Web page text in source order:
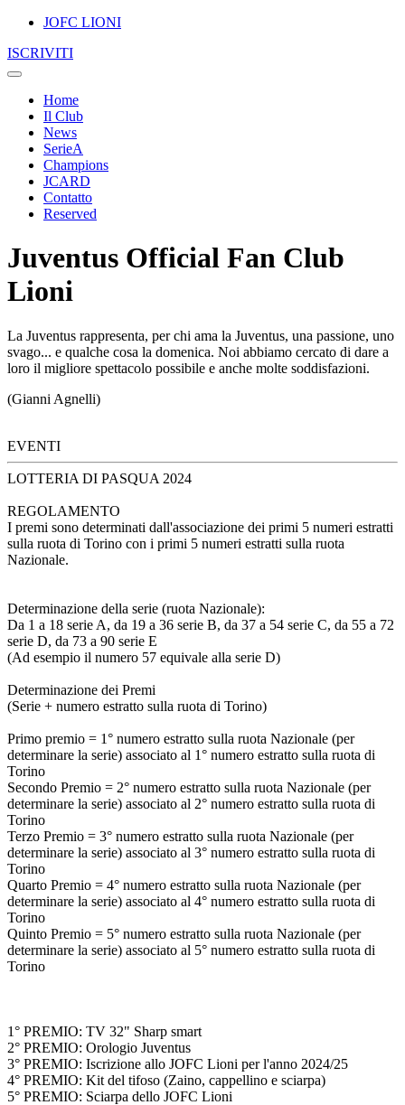
JOFC LIONI
ISCRIVITI
Home
Il Club
News
SerieA
Champions
JCARD
Contatto
Reserved
Juventus Official Fan Club
Lioni
La Juventus rappresenta, per chi ama la Juventus, una passione, uno
svago... e qualche cosa la domenica. Noi abbiamo cercato di dare a
loro il migliore spettacolo possibile e anche molte soddisfazioni.
(Gianni Agnelli)
EVENTI
LOTTERIA DI PASQUA 2024
REGOLAMENTO
I premi sono determinati dall'associazione dei primi 5 numeri estratti
sulla ruota di Torino con i primi 5 numeri estratti sulla ruota
Nazionale.
Determinazione della serie (ruota Nazionale):
Da 1 a 18 serie A, da 19 a 36 serie B, da 37 a 54 serie C, da 55 a 72
serie D, da 73 a 90 serie E
(Ad esempio il numero 57 equivale alla serie D)
Determinazione dei Premi
(Serie + numero estratto sulla ruota di Torino)
Primo premio = 1° numero estratto sulla ruota Nazionale (per
determinare la serie) associato al 1° numero estratto sulla ruota di
Torino
Secondo Premio = 2° numero estratto sulla ruota Nazionale (per
determinare la serie) associato al 2° numero estratto sulla ruota di
Torino
Terzo Premio = 3° numero estratto sulla ruota Nazionale (per
determinare la serie) associato al 3° numero estratto sulla ruota di
Torino
Quarto Premio = 4° numero estratto sulla ruota Nazionale (per
determinare la serie) associato al 4° numero estratto sulla ruota di
Torino
Quinto Premio = 5° numero estratto sulla ruota Nazionale (per
determinare la serie) associato al 5° numero estratto sulla ruota di
Torino
1° PREMIO: TV 32" Sharp smart
2° PREMIO: Orologio Juventus
3° PREMIO: Iscrizione allo JOFC Lioni per l'anno 2024/25
4° PREMIO: Kit del tifoso (Zaino, cappellino e sciarpa)
5° PREMIO: Sciarpa dello JOFC Lioni